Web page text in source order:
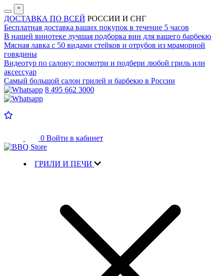
˟
ДОСТАВКА ПО ВСЕЙ РОССИИ И СНГ
Бесплатная доставка ваших покупок в течение 5 часов
В нашей винотеке лучшая подборка вин для вашего барбекю
Мясная лавка с 50 видами стейков и отрубов из мраморной
говядины
Видеотур по салону: посмотри и подбери любой гриль или
аксессуар
Самый большой салон грилей и барбекю в России
8 495 662 3000
0 Войти в кабинет
ГРИЛИ И ПЕЧИ